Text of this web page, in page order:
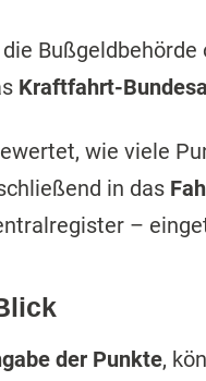
Kraftfahrt-
wie viele
in das
–
der Punkte,